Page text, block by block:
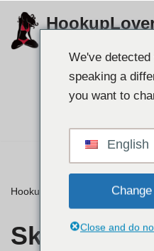
Przejdź
HookupLover ⭐ Recenzje»
We've
speaking a
you want to
English
Close and do